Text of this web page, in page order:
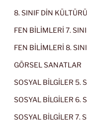
8. SINIF DİN
FEN BİLİMLERİ 7.
FEN BİLİMLERİ 8.
GÖRSEL SANATLAR
SOSYAL BİLGİLER 5.
SOSYAL BİLGİLER 6.
SOSYAL BİLGİLER 7.